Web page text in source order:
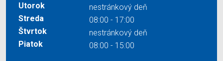
Utorok
nestránkový deň
Streda
08:00 - 17:00
Štvrtok
nestránkový deň
Piatok
08:00 - 15:00